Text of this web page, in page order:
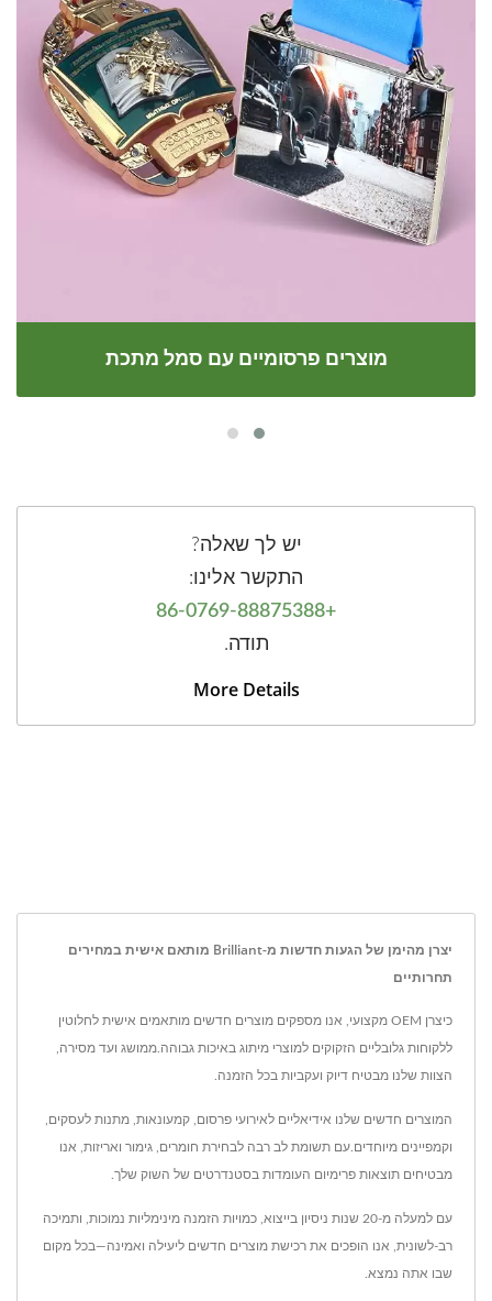
מוצרים פרסומיים עם סמל מתכת
יש לך שאלה?
התקשר אלינו:
+86-0769-88875388
תודה.
More Details
יצרן מהימן של הגעות חדשות מ-Brilliant מותאם אישית במחירים
תחרותיים
כיצרן OEM מקצועי, אנו מספקים מוצרים חדשים מותאמים אישית לחלוטין
ללקוחות גלובליים הזקוקים למוצרי מיתוג באיכות גבוהה.ממושג ועד מסירה,
הצוות שלנו מבטיח דיוק ועקביות בכל הזמנה.
המוצרים חדשים שלנו אידיאליים לאירועי פרסום, קמעונאות, מתנות לעסקים,
וקמפיינים מיוחדים.עם תשומת לב רבה לבחירת חומרים, גימור ואריזות, אנו
מבטיחים תוצאות פרימיום העומדות בסטנדרטים של השוק שלך.
עם למעלה מ-20 שנות ניסיון בייצוא, כמויות הזמנה מינימליות נמוכות, ותמיכה
רב-לשונית, אנו הופכים את רכישת מוצרים חדשים ליעילה ואמינה—בכל מקום
שבו אתה נמצא.